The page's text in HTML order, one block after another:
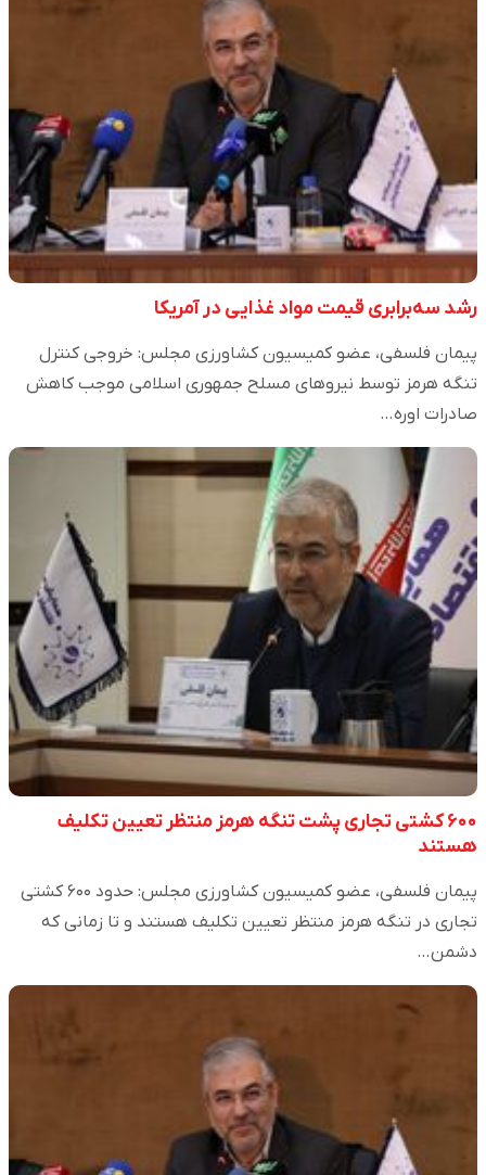
رشد سه‌برابری قیمت مواد غذایی در آمریکا
پیمان فلسفی، عضو کمیسیون کشاورزی مجلس: خروجی کنترل
تنگه هرمز توسط نیروهای مسلح جمهوری اسلامی موجب کاهش
صادرات اوره…
۶۰۰ کشتی تجاری پشت تنگه هرمز منتظر تعیین تکلیف
هستند
پیمان فلسفی، عضو کمیسیون کشاورزی مجلس: حدود ۶۰۰ کشتی
تجاری در تنگه هرمز منتظر تعیین تکلیف هستند و تا زمانی که
دشمن…